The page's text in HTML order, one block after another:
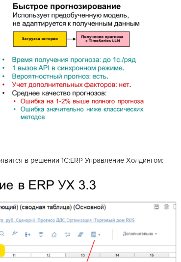
в решении 1С:ERP Управление Холдингом: